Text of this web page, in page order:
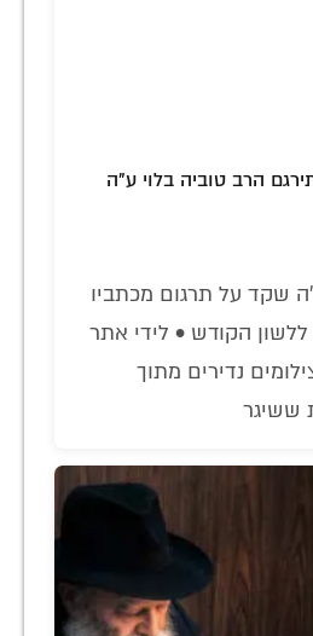
הרב טוביה בלוי ע"ה
שקד על תרגום מכתביו
הקודש • לידי אתר
נדירים מתוך
ששיגר